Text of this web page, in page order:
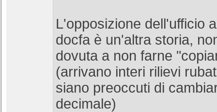
L'opposizione dell'ufficio
docfa è un'altra storia,
dovuta a non farne
(arrivano interi rilievi
siano preoccuti di
decimale)